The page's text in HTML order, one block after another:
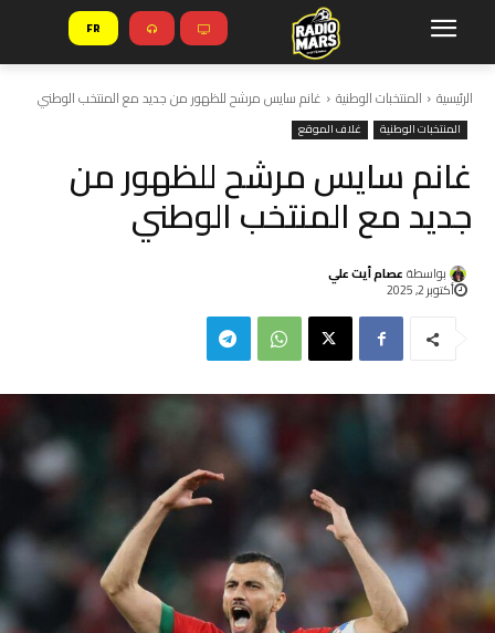
FR
الرئيسية المنتخبات الوطنية غانم سايس مرشح للظهور من جديد مع المنتخب الوطني
المنتخبات الوطنية غلاف الموقع
غانم سايس مرشح للظهور من
جديد مع المنتخب الوطني
بواسطة عصام أيت علي
أكتوبر 2, 2025